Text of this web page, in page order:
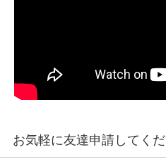
お気軽に友達申請してく